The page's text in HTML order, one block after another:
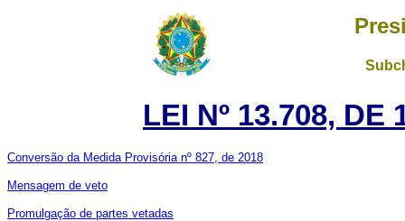
LEI Nº 13.708, DE
Conversão da Medida Provisória nº 827, de 2018
Mensagem de veto
Promulgação de partes vetadas